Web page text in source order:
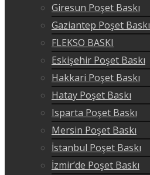
Giresun Poşet Baskı
Gaziantep Poşet Baskı
FLEKSO BASKI
Eskişehir Poşet Baskı
Hakkari Poşet Baskı
Hatay Poşet Baskı
Isparta Poşet Baskı
Mersin Poşet Baskı
İstanbul Poşet Baskı
İzmir’de Poşet Baskı